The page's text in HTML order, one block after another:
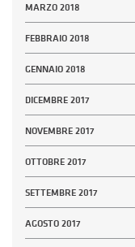
MARZO 2018
FEBBRAIO 2018
GENNAIO 2018
DICEMBRE 2017
NOVEMBRE 2017
OTTOBRE 2017
SETTEMBRE 2017
AGOSTO 2017